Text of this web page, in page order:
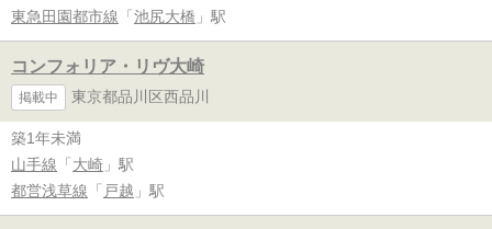
東急田園都市線 「 池尻大橋 」駅
コンフォリア・リヴ大崎
掲載中 東京都品川区西品川
築1年未満
山手線 「 大崎 」駅
都営浅草線 「 戸越 」駅